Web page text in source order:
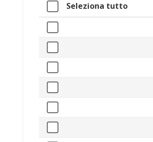
Seleziona tutto